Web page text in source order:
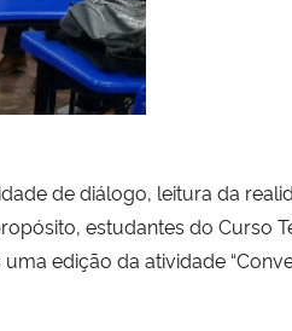
de diálogo, leitura da
estudantes do Curso
edição da atividade